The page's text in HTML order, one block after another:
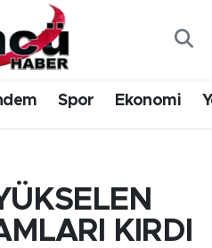
Spor Ekonomi
KIRDI
Haritası